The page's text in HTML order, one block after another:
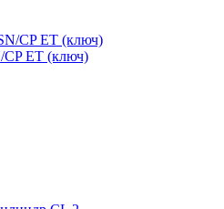
CP ЕТ (ключ)